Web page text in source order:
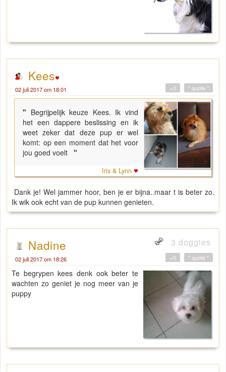
Kees
02 juli 2017 om 18:01 " quote "
+0
" Begrijpelijk keuze Kees. Ik vind
het een dappere beslissing en ik
weet zeker dat deze pup er wel
komt: op een moment dat het voor
jou goed voelt "
Iris & Lynn
Dank je! Wel jammer hoor, ben je er bijna..maar t is beter zo.
Ik wik ook echt van de pup kunnen genieten.
Nadine 3 doggies
02 juli 2017 om 18:26 " quote "
+0
Te begrypen kees denk ook beter te
wachten zo geniet je nog meer van je
puppy